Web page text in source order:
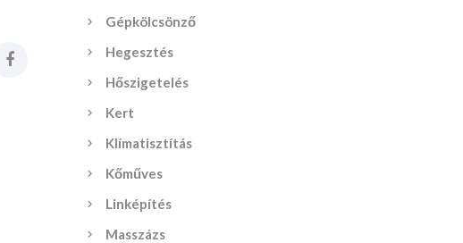
Gépkölcsönző
Hegesztés
Hőszigetelés
Kert
Klímatisztítás
Kőműves
Linképítés
Masszázs